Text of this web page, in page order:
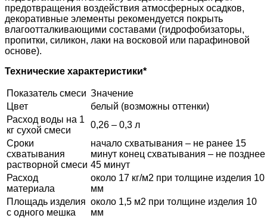
предотвращения воздействия атмосферных осадков,
декоративные элементы рекомендуется покрыть
влагоотталкивающими составами (гидрофобизаторы,
пропитки, силикон, лаки на восковой или парафиновой
основе).
Технические характеристики*
Показатель смеси Значение
Цвет
белый (возможны оттенки)
Расход воды на 1
кг сухой смеси
0,26 – 0,3 л
Сроки
схватывания
растворной смеси
начало схватывания – не ранее 15
минут конец схватывания – не позднее
45 минут
Расход
материала
около 17 кг/м2 при толщине изделия 10
мм
Площадь изделия
с одного мешка
около 1,5 м2 при толщине изделия 10
мм